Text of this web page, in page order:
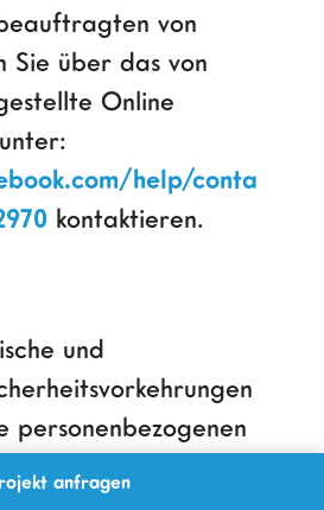
anfragen
von
Sie über das von
Online
help/conta
kontaktieren.
und